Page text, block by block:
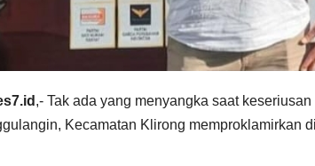
,- Tak ada yang menyangka saat
Kecamatan Klirong memproklamirkan